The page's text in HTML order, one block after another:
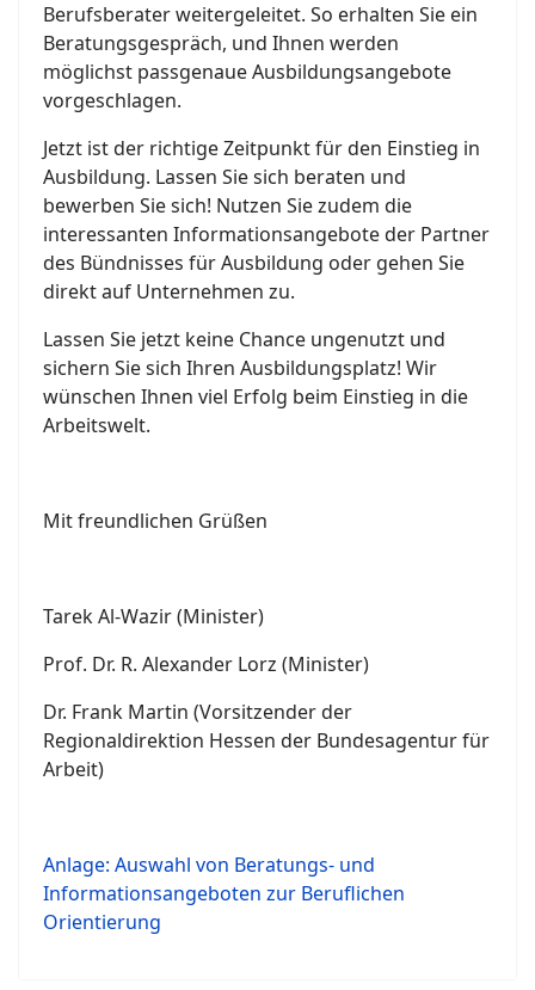
Berufsberater weitergeleitet. So erhalten Sie ein
Beratungsgespräch, und Ihnen werden
möglichst passgenaue Ausbildungsangebote
vorgeschlagen.
Jetzt ist der richtige Zeitpunkt für den Einstieg in
Ausbildung. Lassen Sie sich beraten und
bewerben Sie sich! Nutzen Sie zudem die
interessanten Informationsangebote der Partner
des Bündnisses für Ausbildung oder gehen Sie
direkt auf Unternehmen zu.
Lassen Sie jetzt keine Chance ungenutzt und
sichern Sie sich Ihren Ausbildungsplatz! Wir
wünschen Ihnen viel Erfolg beim Einstieg in die
Arbeitswelt.
Mit freundlichen Grüßen
Tarek Al-Wazir (Minister)
Prof. Dr. R. Alexander Lorz (Minister)
Dr. Frank Martin (Vorsitzender der
Regionaldirektion Hessen der Bundesagentur für
Arbeit)
Anlage: Auswahl von Beratungs- und
Informationsangeboten zur Beruflichen
Orientierung